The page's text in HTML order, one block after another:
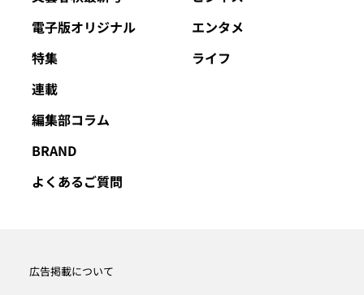
電子版オリジナル
特集
連載
編集部コラム
BRAND
よくあるご質問
エンタメ
ライフ
広告掲載について